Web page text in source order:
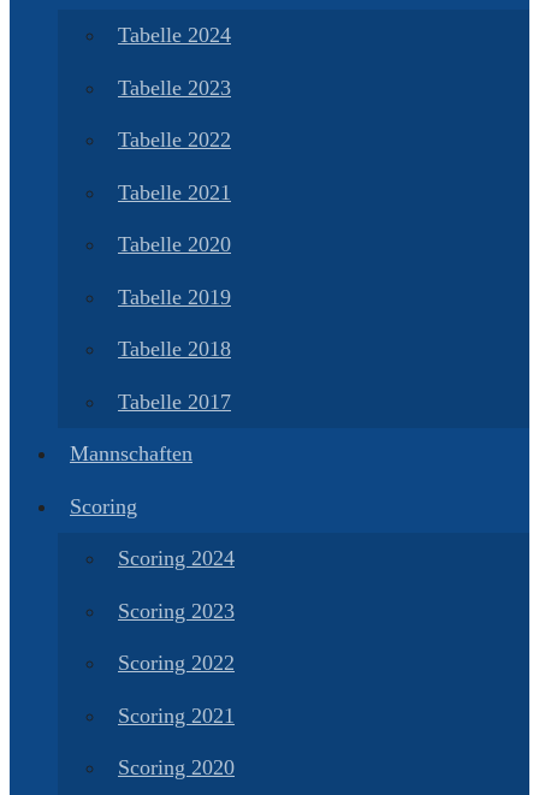
Tabelle 2024
Tabelle 2023
Tabelle 2022
Tabelle 2021
Tabelle 2020
Tabelle 2019
Tabelle 2018
Tabelle 2017
Mannschaften
Scoring
Scoring 2024
Scoring 2023
Scoring 2022
Scoring 2021
Scoring 2020